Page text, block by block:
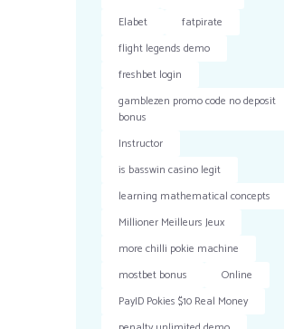
Elabet
fatpirate
flight legends demo
freshbet login
gamblezen promo code no deposit
bonus
Instructor
is basswin casino legit
learning mathematical concepts
Millioner Meilleurs Jeux
more chilli pokie machine
mostbet bonus
Online
PayID Pokies $10 Real Money